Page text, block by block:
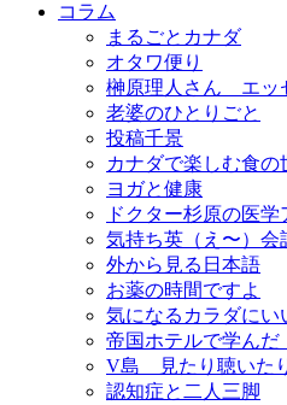
コラム
まるごとカナダ
オタワ便り
榊原理人さん エッ
老婆のひとりごと
投稿千景
カナダで楽しむ食の
ヨガと健康
ドクター杉原の医学
気持ち英（え〜）会
外から見る日本語
お薬の時間ですよ
気になるカラダにい
帝国ホテルで学ん
V島 見たり聴いた
認知症と二人三脚